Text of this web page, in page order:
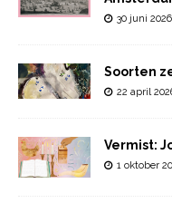
30 juni 2026
Soorten
22 april
Vermist:
1 oktober